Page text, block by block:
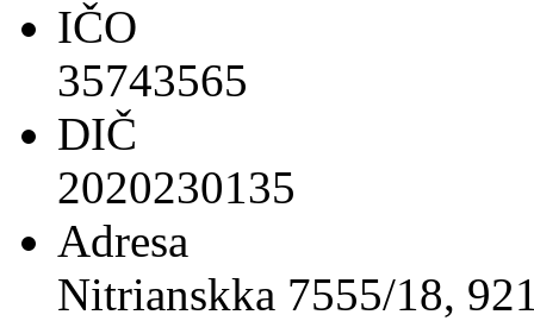
IČO
35743565
DIČ
2020230135
Adresa
Nitrianskka 7555/18,